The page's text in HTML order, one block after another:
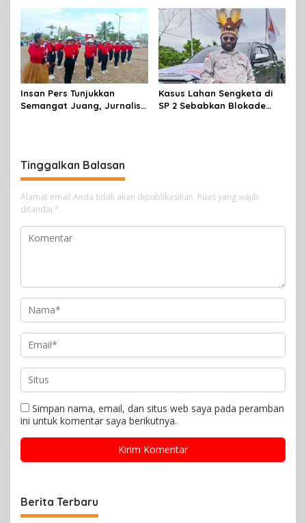
Penambahan Kuota
Insan Pers Tunjukkan
Semangat Juang, Jurnalis
Kasus Lahan Sengketa di
SP 2 Sebabkan Blokade
Tinggalkan Balasan
Alamat email Anda tidak akan dipublikasikan. Ruas yang wajib
ditandai *
Simpan nama, email, dan situs web saya pada peramban
ini untuk komentar saya berikutnya.
Berita Terbaru